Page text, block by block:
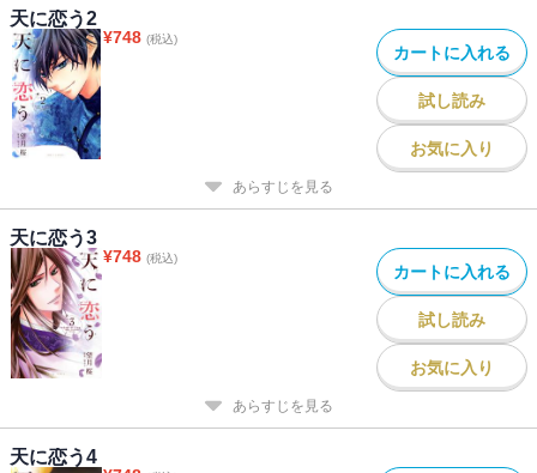
天に恋う2
¥748 (税込)
カートに入れる
試し読み
お気に入り
あらすじを見る
天に恋う3
¥748 (税込)
カートに入れる
試し読み
お気に入り
あらすじを見る
天に恋う4